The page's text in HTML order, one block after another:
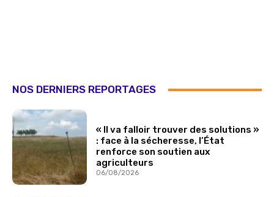
NOS DERNIERS REPORTAGES
« Il va falloir trouver des solutions »
: face à la sécheresse, l’État
renforce son soutien aux
agriculteurs
06/08/2026